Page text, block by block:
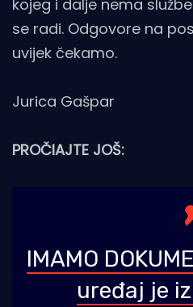
kojeg i dalje nema
se radi. Odgovore na
uvijek čekamo.
Jurica Gašpar
PROČIAJTE JOŠ:
IMAMO
uređaj je